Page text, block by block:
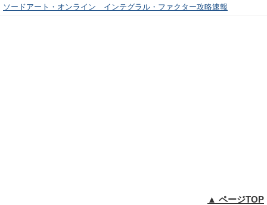
ソードアート・オンライン インテグラル・ファクター攻略速報
▲ ページTOP